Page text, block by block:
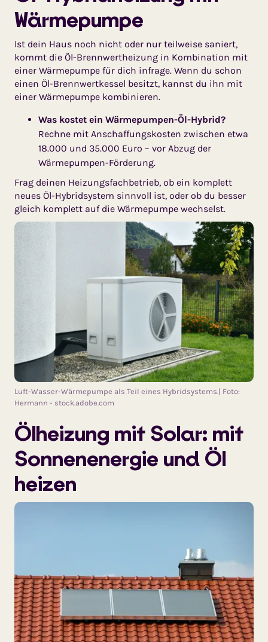
Wärmepumpe
Ist dein Haus noch nicht oder nur teilweise saniert,
kommt die Öl-Brennwertheizung in Kombination mit
einer Wärmepumpe für dich infrage. Wenn du schon
einen Öl-Brennwertkessel besitzt, kannst du ihn mit
einer Wärmepumpe kombinieren.
Was kostet ein Wärmepumpen-Öl-Hybrid?
Rechne mit Anschaffungskosten zwischen etwa
18.000 und 35.000 Euro – vor Abzug der
Wärmepumpen-Förderung.
Frag deinen Heizungsfachbetrieb, ob ein komplett
neues Öl-Hybridsystem sinnvoll ist, oder ob du besser
gleich komplett auf die Wärmepumpe wechselst.
Luft-Wasser-Wärmepumpe als Teil eines Hybridsystems.| Foto:
Hermann - stock.adobe.com
Ölheizung mit Solar: mit
Sonnenenergie und Öl
heizen